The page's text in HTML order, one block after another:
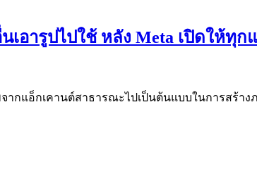
เอารูปไปใช้ หลัง Meta เปิดให้ทุ
ากแอ็กเคานต์สาธารณะไปเป็นต้นแบบในการสร้าง